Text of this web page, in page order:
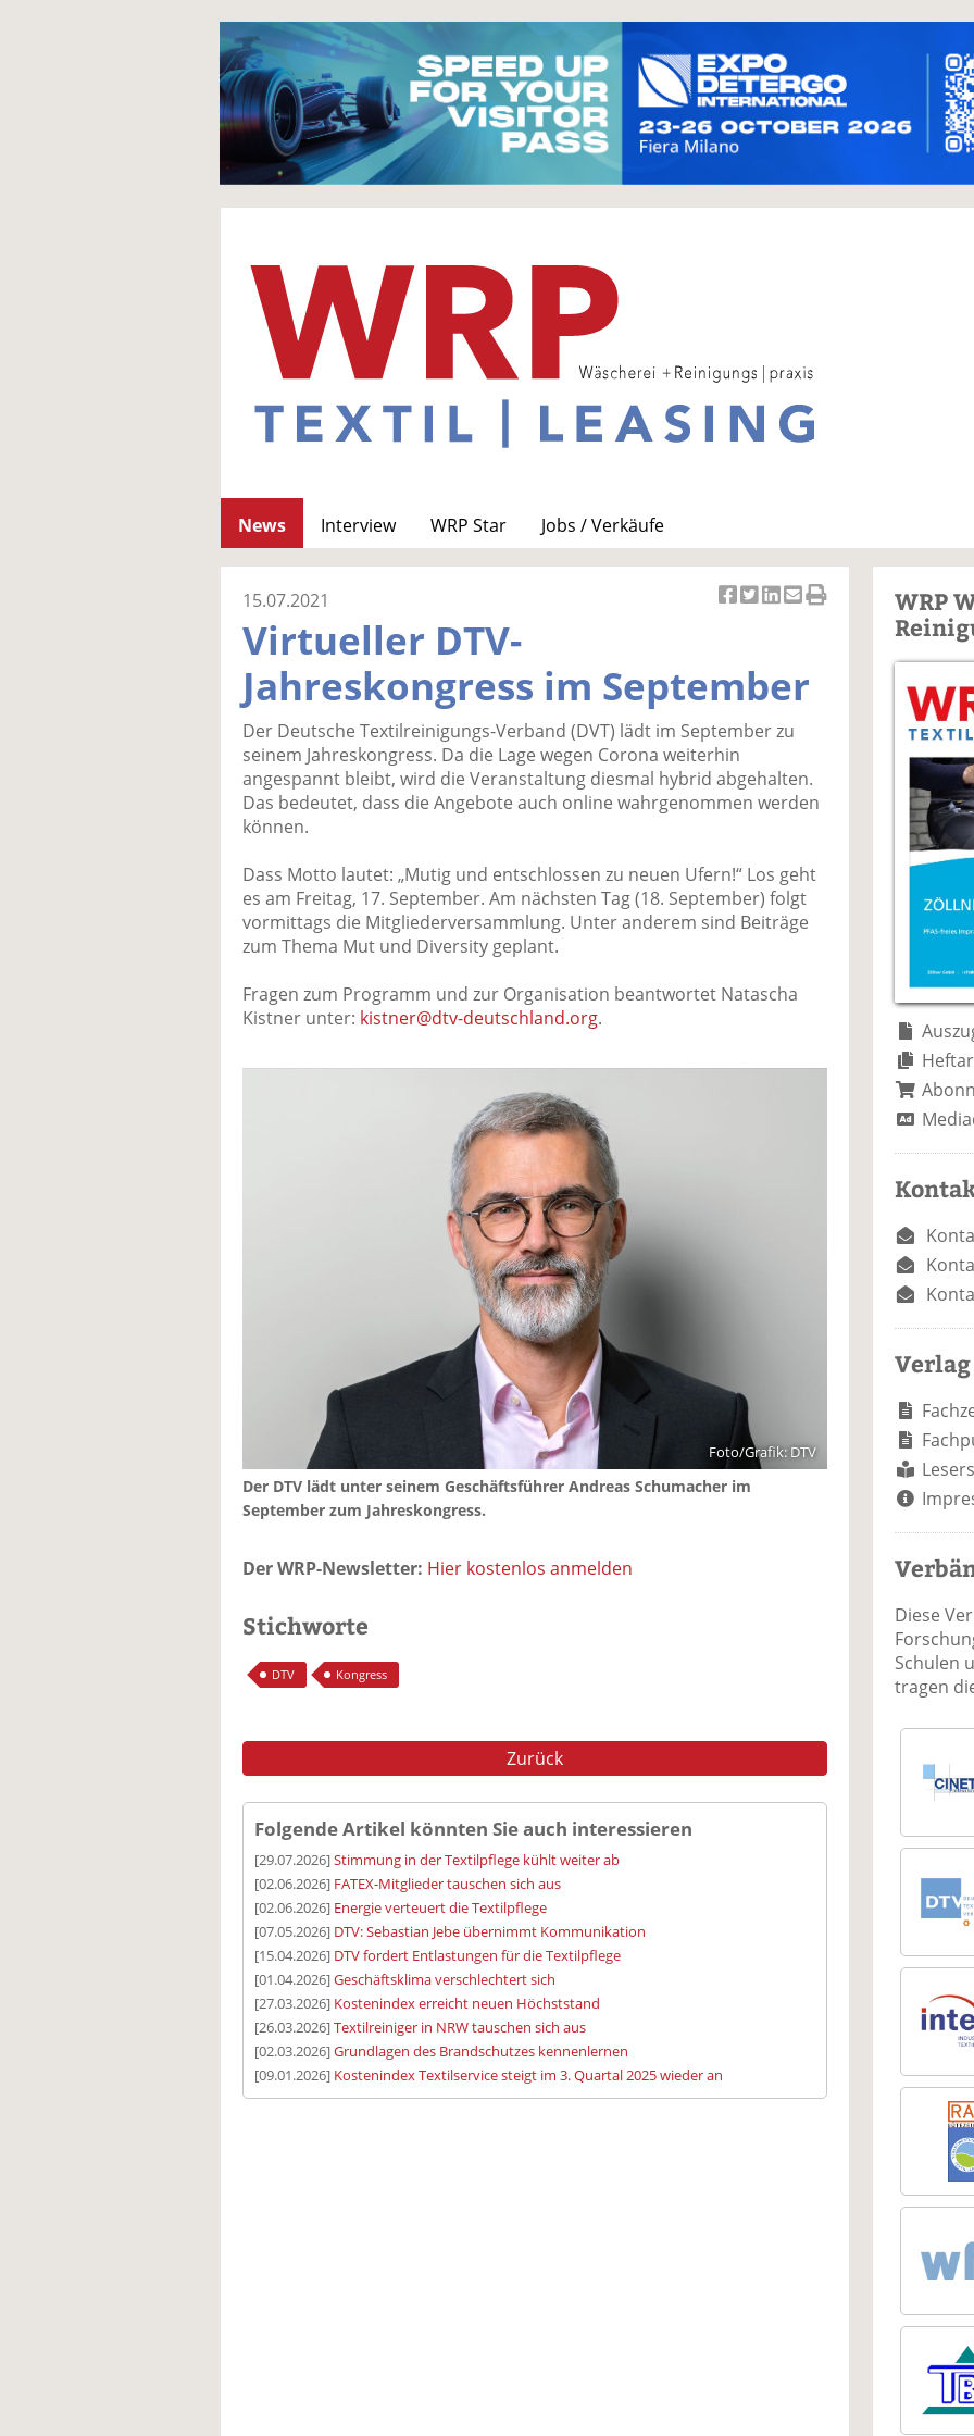
News Interview WRP Star
Jobs / Verkäufe
el
uf
F
ac
e
o
k
te
n
k
el
wi
er
n
el
uf
n
k
n
te
il
el
er
m
ai
er
se
n
n
el
e
n
15.07.2021
Virtueller DTV-
Jahreskongress im September
Der Deutsche Textilreinigungs-Verband (DVT) lädt im September zu
seinem Jahreskongress. Da die Lage wegen Corona weiterhin
angespannt bleibt, wird die Veranstaltung diesmal hybrid abgehalten.
Das bedeutet, dass die Angebote auch online wahrgenommen werden
können.
Dass Motto lautet: „Mutig und entschlossen zu neuen Ufern!“ Los geht
es am Freitag, 17. September. Am nächsten Tag (18. September) folgt
vormittags die Mitgliederversammlung. Unter anderem sind Beiträge
zum Thema Mut und Diversity geplant.
Fragen zum Programm und zur Organisation beantwortet Natascha
Kistner unter: kistner@dtv-deutschland.org.
Foto/Grafik: DTV
Der DTV lädt unter seinem Geschäftsführer Andreas Schumacher im
September zum Jahreskongress.
Der WRP-Newsletter: Hier kostenlos anmelden
Stichworte
DTV Kongress
Zurück
Folgende Artikel könnten Sie auch interessieren
[29.07.2026]Stimmung in der Textilpflege kühlt weiter ab
[02.06.2026] FATEX-Mitglieder tauschen sich aus
[02.06.2026] Energie verteuert die Textilpflege
[07.05.2026] DTV: Sebastian Jebe übernimmt Kommunikation
[15.04.2026] DTV fordert Entlastungen für die Textilpflege
[01.04.2026]Geschäftsklima verschlechtert sich
[27.03.2026] Kostenindex erreicht neuen Höchststand
[26.03.2026]Textilreiniger in NRW tauschen sich aus
[02.03.2026]Grundlagen des Brandschutzes kennenlernen
[09.01.2026] Kostenindex Textilservice steigt im 3. Quartal 2025 wieder an
WRP
Verlag
Diese
Schulen
tragen